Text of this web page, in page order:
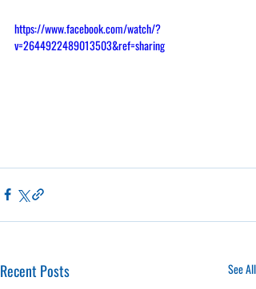
https://www.facebook.com/watch/?
v=2644922489013503&ref=sharing
Recent Posts See All